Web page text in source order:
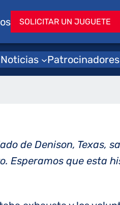
SOLICITAR UN JUGUETE
Noticias
de Denison, Texas,
Esperamos que esta